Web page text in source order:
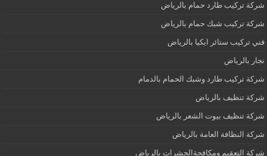
شركة تركيب طارد حمام بالرياض
شركة تركيب شبك حمام بالرياض
فني تركيب ستائر ايكيا بالرياض
نجار بالرياض
شركة تركيب طارد وشبك الحمام بالدمام
شركة تنظيف بالرياض
شركة تنظيف بيوت الشعر بالرياض
شركة النظافة العامة بالرياض
شركة التعقيم ومكافحةالحشرات بالرياض